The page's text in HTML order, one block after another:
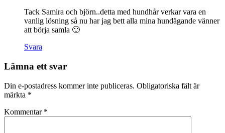
Tack Samira och björn..detta med hundhår verkar vara en
vanlig lösning så nu har jag bett alla mina hundägande vänner
att börja samla 🙂
Svara
Lämna ett svar
Din e-postadress kommer inte publiceras. Obligatoriska fält är
märkta *
Kommentar *